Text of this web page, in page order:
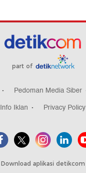
part of
Pedoman Media Siber
Info Iklan Privacy Policy
Download aplikasi detikcom